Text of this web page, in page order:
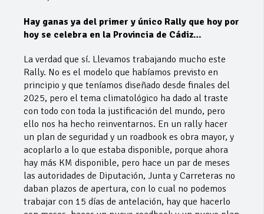
Hay ganas ya del primer y único Rally que hoy por
hoy se celebra en la Provincia de Cádiz…
La verdad que sí. Llevamos trabajando mucho este
Rally. No es el modelo que habíamos previsto en
principio y que teníamos diseñado desde finales del
2025, pero el tema climatológico ha dado al traste
con todo con toda la justificación del mundo, pero
ello nos ha hecho reinventarnos. En un rally hacer
un plan de seguridad y un roadbook es obra mayor, y
acoplarlo a lo que estaba disponible, porque ahora
hay más KM disponible, pero hace un par de meses
las autoridades de Diputación, Junta y Carreteras no
daban plazos de apertura, con lo cual no podemos
trabajar con 15 días de antelación, hay que hacerlo